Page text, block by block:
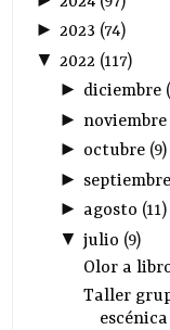
►2023 (74)
▼ 2022 (117)
► diciembre(
► noviembre
► octubre(9)
► septiembre
► agosto (11)
▼ julio (9)
Olor a
Taller
escénica